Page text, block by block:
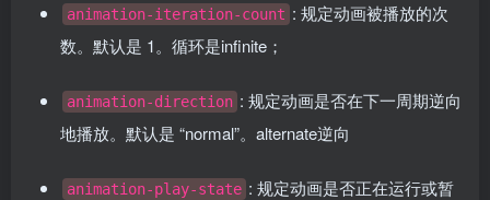
animation-iteration-count : 规定动画被播放的次
数。默认是 1。循环是infinite；
animation-direction : 规定动画是否在下一周期逆向
地播放。默认是 “normal”。alternate逆向
animation-play-state : 规定动画是否正在运行或暂